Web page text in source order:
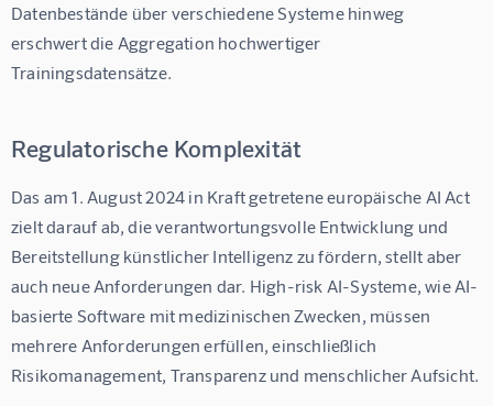
Datenbestände über verschiedene Systeme hinweg
erschwert die Aggregation hochwertiger
Trainingsdatensätze.
Regulatorische Komplexität
Das am 1. August 2024 in Kraft getretene europäische AI Act
zielt darauf ab, die verantwortungsvolle Entwicklung und
Bereitstellung künstlicher Intelligenz zu fördern, stellt aber
auch neue Anforderungen dar. High-risk AI-Systeme, wie AI-
basierte Software mit medizinischen Zwecken, müssen
mehrere Anforderungen erfüllen, einschließlich
Risikomanagement, Transparenz und menschlicher Aufsicht.